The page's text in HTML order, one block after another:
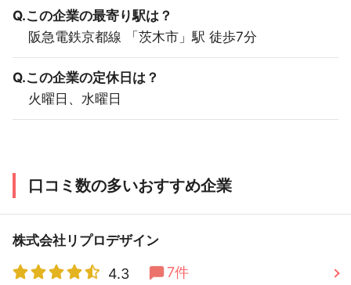
Q.この企業の最寄り駅は？
阪急電鉄京都線 「茨木市」駅 徒歩7分
Q.この企業の定休日は？
火曜日、水曜日
口コミ数の多いおすすめ企業
株式会社リプロデザイン
4.3 7件